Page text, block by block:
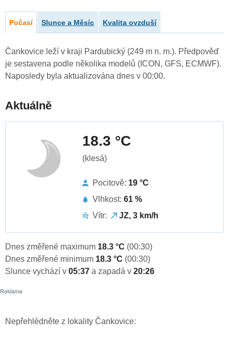
Počasí Slunce a Měsíc Kvalita ovzduší
Čankovice leží v kraji Pardubický (249 m n. m.). Předpověď
je sestavena podle několika modelů (ICON, GFS, ECMWF).
Naposledy byla aktualizována dnes v 00:00.
Aktuálně
18.3 °C
(klesá)
Pocitově: 19 °C
Vlhkost: 61 %
Vítr:
JZ, 3 km/h
Dnes změřené maximum 18.3 °C (00:30)
Dnes změřené minimum 18.3 °C (00:30)
Slunce vychází v 05:37 a zapadá v 20:26
Nepřehlédněte z lokality Čankovice: